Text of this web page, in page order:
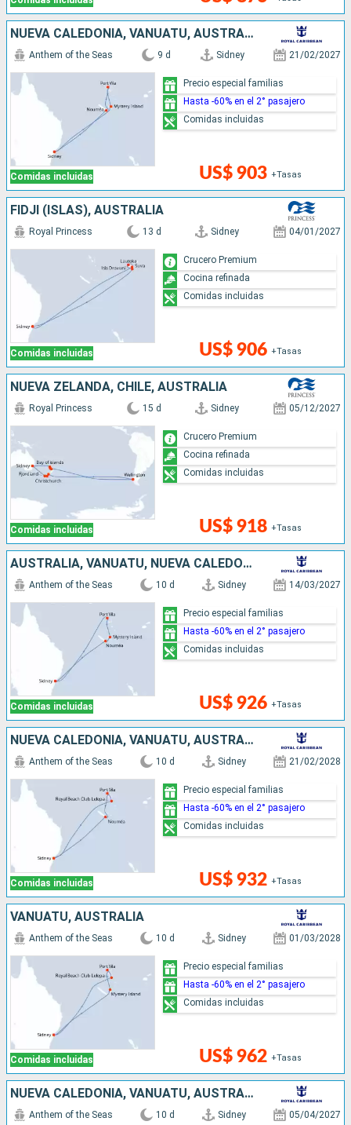
NUEVA CALEDONIA, VANUATU, AUSTRALIA
Comidas incluidas
Anthem of the Seas 9 d Sidney 21/02/2027
US$ 903 +Tasas
Precio especial familias
Hasta -60% en el 2° pasajero
Comidas incluidas
FIDJI (ISLAS), AUSTRALIA
Comidas incluidas
Royal Princess 13 d Sidney 04/01/2027
US$ 906 +Tasas
Crucero Premium
Cocina refinada
Comidas incluidas
NUEVA ZELANDA, CHILE, AUSTRALIA
Comidas incluidas
Royal Princess 15 d Sidney 05/12/2027
US$ 918 +Tasas
Crucero Premium
Cocina refinada
Comidas incluidas
AUSTRALIA, VANUATU, NUEVA CALEDONIA
Comidas incluidas
Anthem of the Seas 10 d Sidney 14/03/2027
US$ 926 +Tasas
Precio especial familias
Hasta -60% en el 2° pasajero
Comidas incluidas
NUEVA CALEDONIA, VANUATU, AUSTRALIA
Comidas incluidas
Anthem of the Seas 10 d Sidney 21/02/2028
US$ 932 +Tasas
Precio especial familias
Hasta -60% en el 2° pasajero
Comidas incluidas
VANUATU, AUSTRALIA
Comidas incluidas
Anthem of the Seas 10 d Sidney 01/03/2028
US$ 962 +Tasas
Precio especial familias
Hasta -60% en el 2° pasajero
Comidas incluidas
NUEVA CALEDONIA, VANUATU, AUSTRALIA
Anthem of the Seas 10 d Sidney 05/04/2027